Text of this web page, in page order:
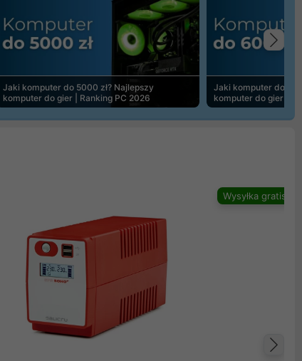
Jaki komputer do 5000 zł? Najlepszy
komputer do gier | Ranking PC 2026
Jaki komputer do
komputer do gier |
Wysyłka gratis